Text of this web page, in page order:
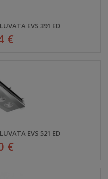
EVS 391 ED
€
EVS 521 ED
€